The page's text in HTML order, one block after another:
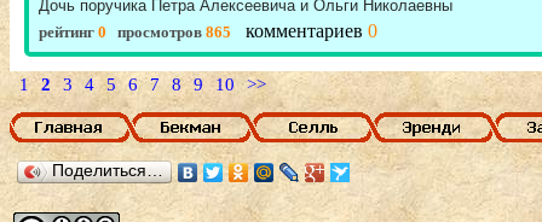
Дочь поручика Петра Алексеевича и Ольги Николаевны
рейтинг 0 просмотров 865 комментариев 0
1 2 3 4 5 6 7 8 9 10 >>
Поделиться…